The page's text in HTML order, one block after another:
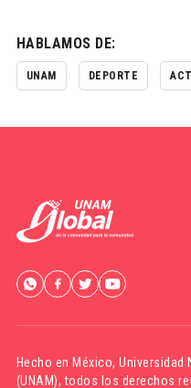
HABLAMOS DE:
UNAM DEPORTE
Hecho en México,Universidad
(UNAM), todos los derechos